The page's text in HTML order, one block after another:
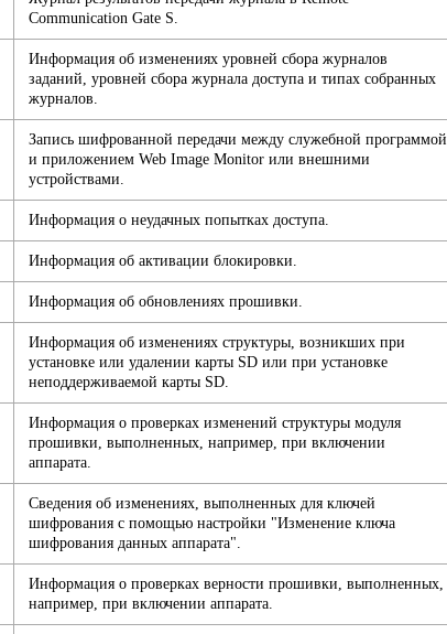
Communication Gate S.
Информация об изменениях уровней сбора журналов
заданий, уровней сбора журнала доступа и типах собранных
журналов.
Запись шифрованной передачи между служебной программой
и приложением Web Image Monitor или внешними
устройствами.
Информация о неудачных попытках доступа.
Информация об активации блокировки.
Информация об обновлениях прошивки.
Информация об изменениях структуры, возникших при
установке или удалении карты SD или при установке
неподдерживаемой карты SD.
Информация о проверках изменений структуры модуля
прошивки, выполненных, например, при включении
аппарата.
Сведения об изменениях, выполненных для ключей
шифрования с помощью настройки "Изменение ключа
шифрования данных аппарата".
Информация о проверках верности прошивки, выполненных,
например, при включении аппарата.